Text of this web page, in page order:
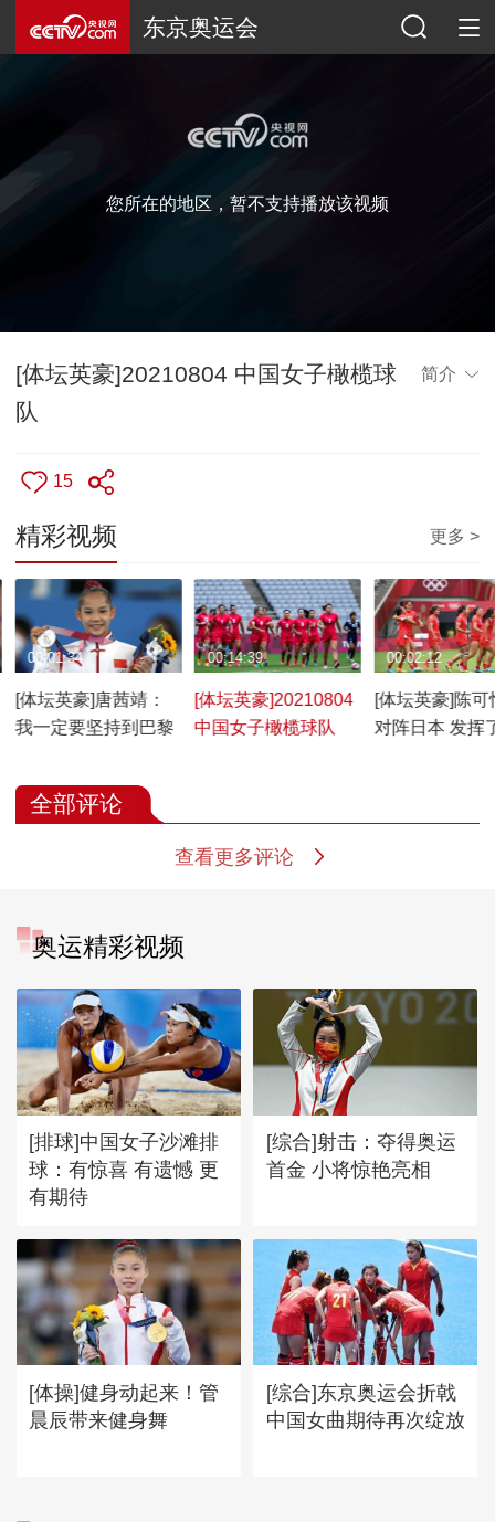
东京奥运会
您所在的地区，暂不支持播放该视频
[体坛英豪]20210804 中国女子橄榄球
队
简介
15
精彩视频 更多 >
[体坛英豪]唐茜靖：
我一定要坚持到巴黎
00:01:34
[体坛英豪]20210804
中国女子橄榄球队
00:14:39
[体坛英豪]陈可
对阵日本 发挥
00:02:12
全部评论
查看更多评论
奥运精彩视频
[排球]中国女子沙滩排
球：有惊喜 有遗憾 更
有期待
[综合]射击：夺得奥运
首金 小将惊艳亮相
[体操]健身动起来！管
晨辰带来健身舞
[综合]东京奥运会折戟
中国女曲期待再次绽放